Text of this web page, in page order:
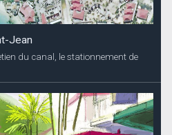
Jean
du canal, le stationnement de